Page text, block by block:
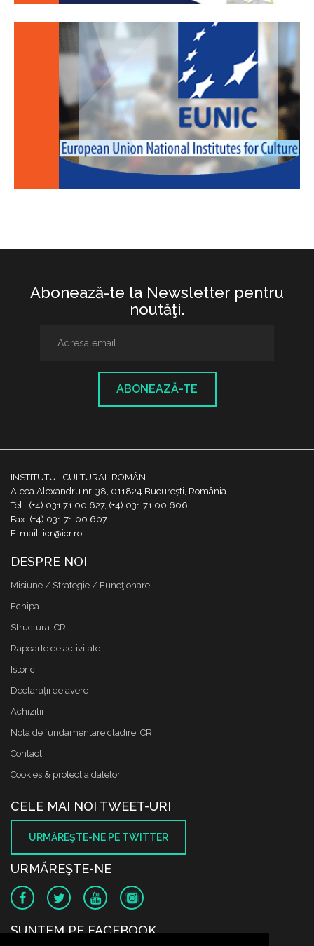
Abonează-te la Newsletter pentru
noutăţi.
ABONEAZĂ-TE
INSTITUTUL CULTURAL ROMÂN
Aleea Alexandru nr. 38, 011824 București, România
Tel.: (+4) 031 71 00 627, (+4) 031 71 00 606
Fax: (+4) 031 71 00 607
E-mail: icr@icr.ro
DESPRE NOI
Misiune / Strategie / Funcţionare
Echipa
Structura ICR
Rapoarte de activitate
Istoric
Declaraţii de avere
Achizitii
Nota de fundamentare cladire ICR
Contact
Cookies & protectia datelor
CELE MAI NOI TWEET-URI
URMĂREŞTE-NE PE TWITTER
URMĂREŞTE-NE
SUNTEM PE FACEBOOK